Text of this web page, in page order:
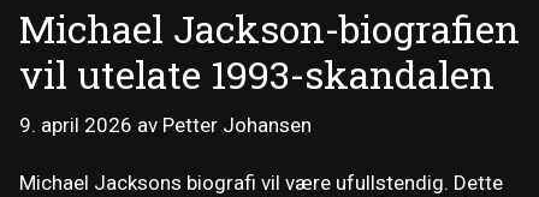
Michael Jackson-biografien
vil utelate 1993-skandalen
9. april 2026 av Petter Johansen
Michael Jacksons biografi vil være ufullstendig. Dette